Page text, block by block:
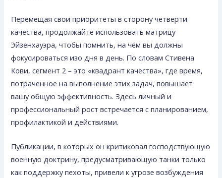
Перемещая свои приоритеты в сторону четверти
качества, продолжайте использовать матрицу
Эйзенхауэра, чтобы помнить, на чём вы должны
фокусироваться изо дня в день. По словам Стивена
Кови, сегмент 2 – это «квадрант качества», где время,
потраченное на выполнение этих задач, повышает
вашу общую эффективность. Здесь личный и
профессиональный рост встречается с планированием,
профилактикой и действиями.
Публикации, в которых он критиковал господствующую
военную доктрину, пре­дусматривающую танки только
как поддержку пехоты, привели к угрозе возбуждения